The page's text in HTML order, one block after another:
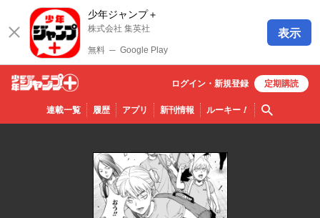
少年ジャンプ＋
株式会社 集英社
無料 ─ Google Play
表示
少年ジ
ャンプ
連載一覧 履歴 アプリ 新刊情報 ルーキー！ 検索
ログイン・ 新規登録 定期購読